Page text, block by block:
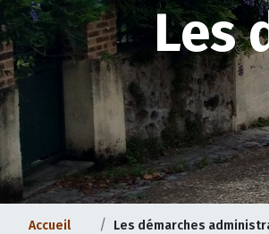
Les
Accueil Les démarches